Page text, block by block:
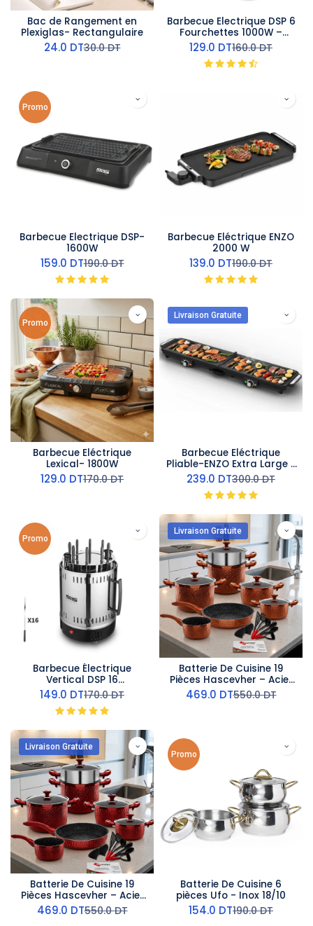
Bac de Rangement en
Plexiglas- Rectangulaire
24.0 DT30.0DT
Barbecue Electrique DSP 6
Fourchettes 1000W –
Rotation Automatique
129.0 DT160.0DT
Promo
Barbecue Electrique DSP-
1600W
159.0 DT190.0DT
Barbecue Eléctrique ENZO
2000 W
139.0 DT190.0DT
Promo
Barbecue Eléctrique
Lexical- 1800W
129.0 DT170.0DT
Livraison Gratuite
Barbecue Eléctrique
Pliable-ENZO Extra Large -
2400 W
239.0 DT300.0DT
Promo
Barbecue Électrique
Vertical DSP 16
Fourchettes 1500W –
Rotation Automatique
149.0 DT170.0DT
Livraison Gratuite
Batterie De Cuisine 19
Pièces Hascevher – Acier
Inoxydable & Granit –Miel
469.0 DT550.0DT
Livraison Gratuite
Batterie De Cuisine 19
Pièces Hascevher – Acier
Inoxydable & Granit –
Rouge
469.0 DT550.0DT
Promo
Batterie De Cuisine 6
pièces Ufo - Inox 18/10
154.0 DT190.0DT